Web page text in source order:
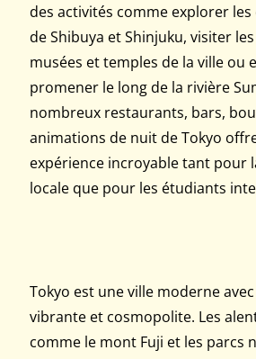
des activités comme explorer
de Shibuya et Shinjuku, visiter
musées et temples de la ville ou
promener le long de la rivière
nombreux restaurants, bars,
animations de nuit de Tokyo
expérience incroyable tant pour
locale que pour les étudiants
Tokyo est une ville moderne
vibrante et cosmopolite. Les
comme le mont Fuji et les parcs